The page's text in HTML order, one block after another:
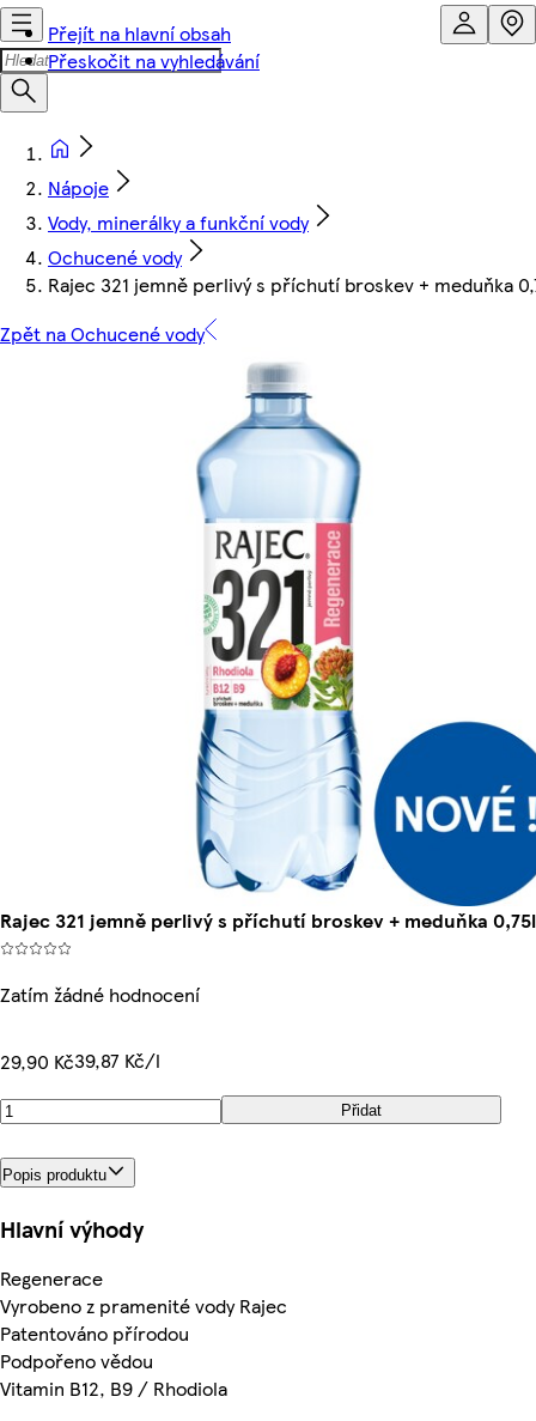
Přejít na hlavní obsah
Přeskočit na vyhledávání
Nápoje
Vody, minerálky a funkční vody
Ochucené vody
Rajec 321 jemně perlivý s příchutí broskev + meduňka
Zpět na Ochucené vody
Rajec 321 jemně perlivý s příchutí broskev + meduňka 0,75l
Zatím žádné hodnocení
29,90 Kč39,87 Kč/l
Přidat
Popis produktu
Hlavní výhody
Regenerace
Vyrobeno z pramenité vody Rajec
Patentováno přírodou
Podpořeno vědou
Vitamin B12, B9 / Rhodiola